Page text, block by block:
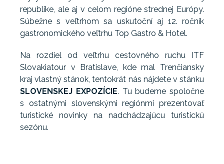
republike, ale aj v celom regióne strednej Európy.
Súbežne s veľtrhom sa uskutoční aj 12. ročník
gastronomického veľtrhu Top Gastro & Hotel.
Na rozdiel od veľtrhu cestovného ruchu ITF
Slovakiatour v Bratislave, kde mal Trenčiansky
kraj vlastný stánok, tentokrát nás nájdete v stánku
SLOVENSKEJ EXPOZÍCIE. Tu budeme spoločne
s ostatnými slovenskými regiónmi prezentovať
turistické novinky na nadchádzajúcu turistickú
sezónu.